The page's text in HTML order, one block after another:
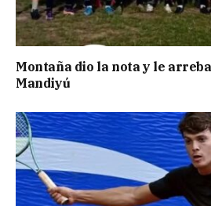
Montaña dio la nota y le
Mandiyú